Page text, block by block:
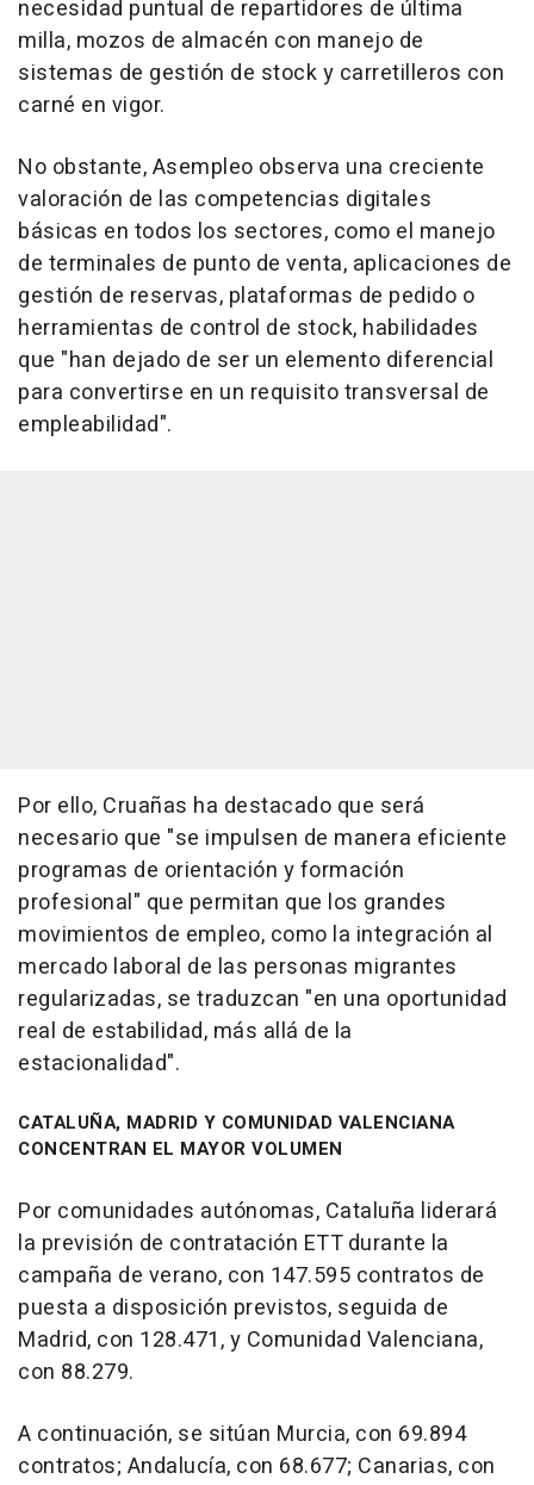
necesidad puntual de repartidores de última
milla, mozos de almacén con manejo de
sistemas de gestión de stock y carretilleros con
carné en vigor.
No obstante, Asempleo observa una creciente
valoración de las competencias digitales
básicas en todos los sectores, como el manejo
de terminales de punto de venta, aplicaciones de
gestión de reservas, plataformas de pedido o
herramientas de control de stock, habilidades
que "han dejado de ser un elemento diferencial
para convertirse en un requisito transversal de
empleabilidad".
Por ello, Cruañas ha destacado que será
necesario que "se impulsen de manera eficiente
programas de orientación y formación
profesional" que permitan que los grandes
movimientos de empleo, como la integración al
mercado laboral de las personas migrantes
regularizadas, se traduzcan "en una oportunidad
real de estabilidad, más allá de la
estacionalidad".
CATALUÑA, MADRID Y COMUNIDAD VALENCIANA
CONCENTRAN EL MAYOR VOLUMEN
Por comunidades autónomas, Cataluña liderará
la previsión de contratación ETT durante la
campaña de verano, con 147.595 contratos de
puesta a disposición previstos, seguida de
Madrid, con 128.471, y Comunidad Valenciana,
con 88.279.
A continuación, se sitúan Murcia, con 69.894
contratos; Andalucía, con 68.677; Canarias, con